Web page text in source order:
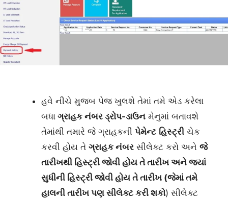
હવે નીચે મુજબ પેજ ખુલશે તેમાં તમે એડ કરેલા
બધા ગ્રાહક નંબર ડ્રોપ-ડાઉન મેનુમાં બતાવશે
તેમાંથી તમારે જે ગ્રાહકની પેમેન્ટ હિસ્ટ્રી ચેક
કરવી હોય તે ગ્રાહક નંબર સીલેક્ટ કરો અને જે
તારીખથી હિસ્ટ્રી જોવી હોય તે તારીખ અને જ્યાં
સુધીની હિસ્ટ્રી જોવી હોય તે તારીખ (જેમાં તમે
હાલની તારીખ પણ સીલેક્ટ કરી શકો) સીલેક્ટ